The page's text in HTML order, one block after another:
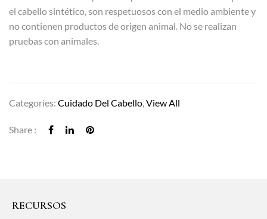
el cabello sintético, son respetuosos con el medio ambiente y
no contienen productos de origen animal. No se realizan
pruebas con animales.
Categories: Cuidado Del Cabello View All
Share :
RECURSOS